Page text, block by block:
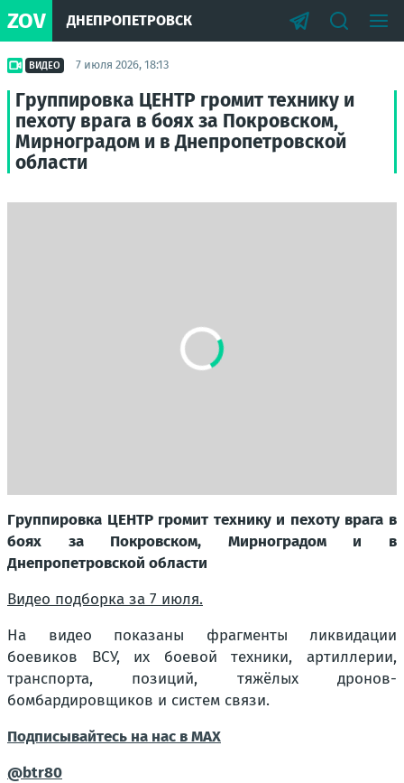
ZOV ДНЕПРОПЕТРОВСК
ВИДЕО 7 июля 2026, 18:13
Группировка ЦЕНТР громит технику и
пехоту врага в боях за Покровском,
Мирноградом и в Днепропетровской
области
Группировка ЦЕНТР громит технику и пехоту врага в
боях за Покровском, Мирноградом и в
Днепропетровской области
Видео подборка за 7 июля.
На видео показаны фрагменты ликвидации
боевиков ВСУ, их боевой техники, артиллерии,
транспорта, позиций, тяжёлых дронов-
бомбардировщиков и систем связи.
Подписывайтесь на нас в MAX
@btr80